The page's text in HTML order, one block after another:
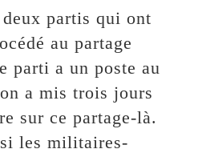
partis qui ont
au partage
parti a un poste au
a mis trois jours
sur ce partage-là.
les militaires-